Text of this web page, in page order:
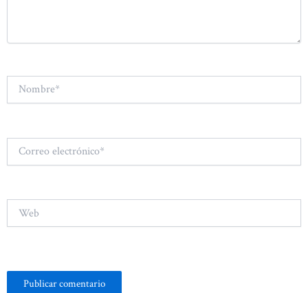
Nombre*
electrónico*